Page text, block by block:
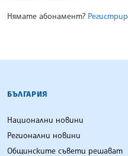
Нямате абонамент?
БЪЛГАРСКА
БЪЛГАРИЯ
Национални новини
Регионални новини
Общинските съвети решават